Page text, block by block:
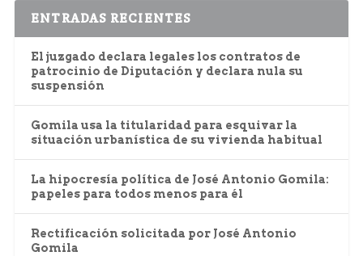
ENTRADAS RECIENTES
El juzgado declara legales los contratos de
patrocinio de Diputación y declara nula su
suspensión
Gomila usa la titularidad para esquivar la
situación urbanística de su vivienda habitual
La hipocresía política de José Antonio Gomila:
papeles para todos menos para él
Rectificación solicitada por José Antonio
Gomila